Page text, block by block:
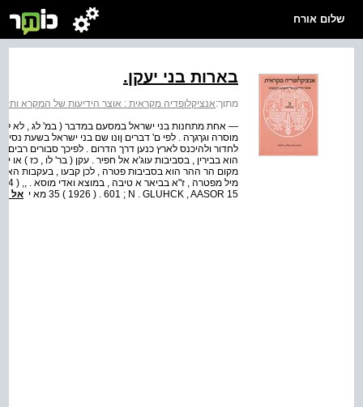
שלום אורח
בארות בני יעקן.
מתוך:אנציקלופדיה מקראית : אוצר הידיעות של המקרא
— אחת מתחנות בני ישראל במסעם במדבר ( במ' לג , לא לבו
מוסרה וגךגךה . לפי ם' דברים ןונו שם בני ישראל בשעת
לחדור ולהיכנס לארץ כנען דרך הדרום . לפיכך סבורים
הוא בבירין , בסביבות עוג'א אל חפיר . עקן ( בר' לו , כז )
35 ( 1926 ) . 601 ; N . GLUHCK , AASOR 15 מא י אל